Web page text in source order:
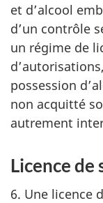
et d’alcool
d’un contrôle
un régime de
possession
non acquitté
autrement
Licence
6. Une licence